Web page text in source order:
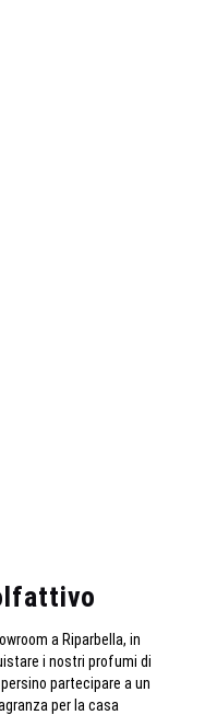
a Riparbella, in
i nostri profumi di
partecipare a un
per la casa